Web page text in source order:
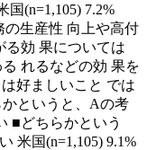
国(n=1,105) 7.2%
の生産性 向上や高付
る効 果については
れるなどの効 果を
好ましいこと では
というと、Aの考
■どちらかという
米国(n=1,105) 9.1%